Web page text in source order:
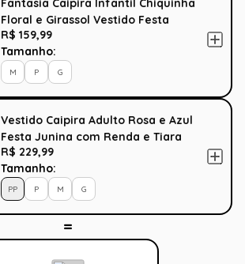
Fantasia Caipira Infantil Chiquinha
Floral e Girassol Vestido Festa
Junina
R$ 159,99
Tamanho:
M P G
Vestido Caipira Adulto Rosa e Azul
Festa Junina com Renda e Tiara
R$ 229,99
Tamanho:
PP P M G